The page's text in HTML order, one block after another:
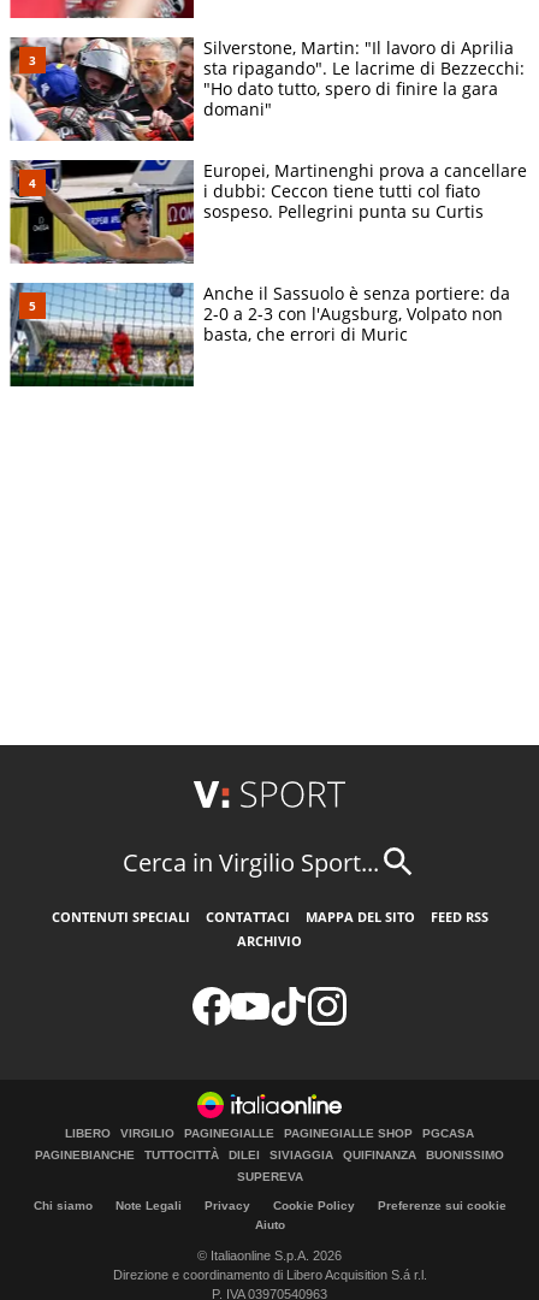
Silverstone, Martin: "Il lavoro di Aprilia
sta ripagando". Le lacrime di Bezzecchi:
"Ho dato tutto, spero di finire la gara
domani"
Europei, Martinenghi prova a cancellare
i dubbi: Ceccon tiene tutti col fiato
sospeso. Pellegrini punta su Curtis
Anche il Sassuolo è senza portiere: da
2-0 a 2-3 con l'Augsburg, Volpato non
basta, che errori di Muric
Cerca in Virgilio Sport...
CONTENUTI SPECIALI CONTATTACI MAPPA DEL SITO
FEED RSS
ARCHIVIO
LIBERO VIRGILIO PAGINEGIALLE PAGINEGIALLE SHOP
PGCASA
PAGINEBIANCHE
TUTTOCITTÀ DILEI SIVIAGGIA QUIFINANZA
BUONISSIMO
SUPEREVA
Chi siamo Note Legali Privacy Cookie Policy
Preferenze sui cookie
Aiuto
© Italiaonline S.p.A. 2026
Direzione e coordinamento di Libero Acquisition S.á r.l.
P. IVA 03970540963